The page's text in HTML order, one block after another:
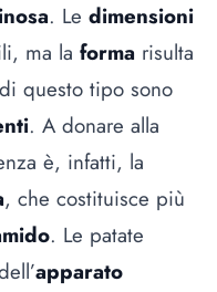
. Le dimensioni
ma la forma risulta
questo tipo sono
. A donare alla
è, infatti, la
, che costituisce più
. Le patate
apparato